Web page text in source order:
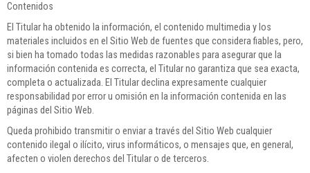
Contenidos
El Titular ha obtenido la información, el contenido multimedia y los
materiales incluidos en el Sitio Web de fuentes que considera fiables, pero,
si bien ha tomado todas las medidas razonables para asegurar que la
información contenida es correcta, el Titular no garantiza que sea exacta,
completa o actualizada. El Titular declina expresamente cualquier
responsabilidad por error u omisión en la información contenida en las
páginas del Sitio Web.
Queda prohibido transmitir o enviar a través del Sitio Web cualquier
contenido ilegal o ilícito, virus informáticos, o mensajes que, en general,
afecten o violen derechos del Titular o de terceros.